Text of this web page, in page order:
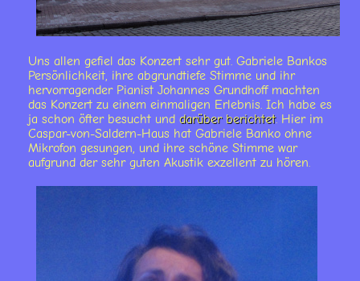
Uns allen gefiel das Konzert sehr gut. Gabriele Bankos
Persönlichkeit, ihre abgrundtiefe Stimme und ihr
hervorragender Pianist Johannes Grundhoff machten
das Konzert zu einem einmaligen Erlebnis. Ich habe es
ja schon öfter besucht und darüber berichtet. Hier im
Caspar-von-Saldern-Haus hat Gabriele Banko ohne
Mikrofon gesungen, und ihre schöne Stimme war
aufgrund der sehr guten Akustik exzellent zu hören.